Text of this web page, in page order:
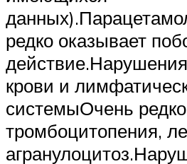
редко оказывает
крови и
системыОчень
тромбоцитопения,